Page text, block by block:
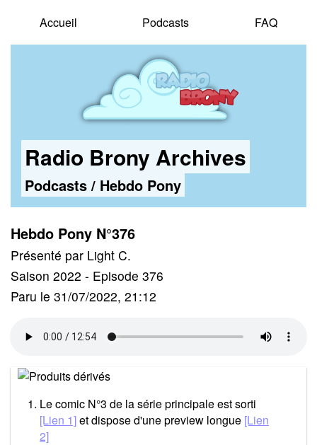
Accueil Podcasts FAQ
Radio Brony Archives
Podcasts/ Hebdo Pony
Hebdo Pony N°376
Présenté par Light C.
Saison 2022 - Episode 376
Paru le 31/07/2022, 21:12
Le comic N°3 de la série principale est sorti
[Lien 1]et dispose d'une preview longue [Lien
2]